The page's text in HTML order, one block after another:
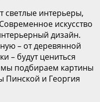
светлые интерьеры,
искусство
дизайн.
– от деревянной
– будут цениться
мы подбираем картины
Пинской и Георгия